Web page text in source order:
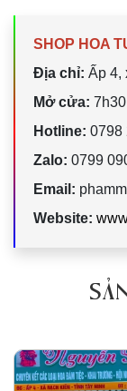
SHOP HOA
Địa chỉ: Ấp 4,
Mở cửa:
Hotline: 0798
Zalo: 0799
Email:
Website: